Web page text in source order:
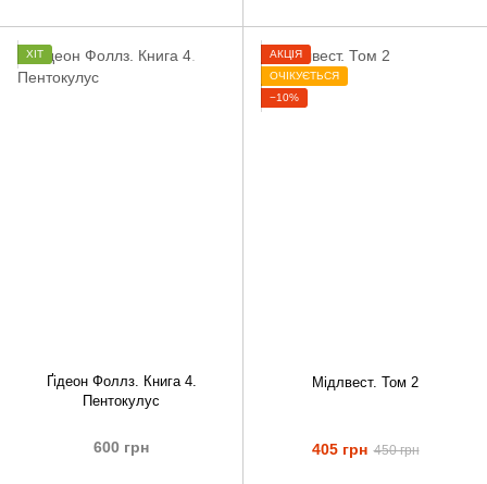
ХІТ
Ґідеон Фоллз. Книга 4.
Пентокулус
600 грн
АКЦІЯ
ОЧІКУЄТЬСЯ
−10%
Мідлвест. Том 2
405 грн 450 грн